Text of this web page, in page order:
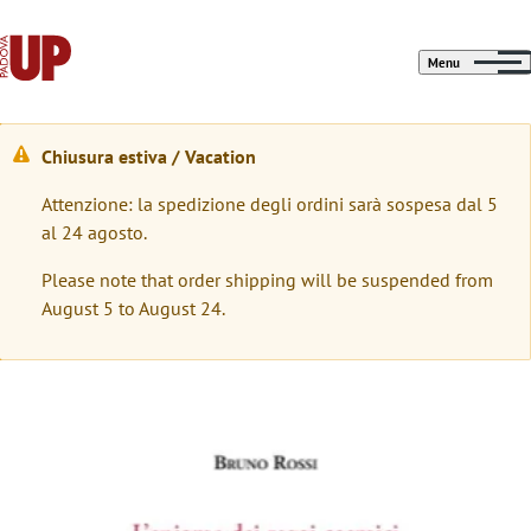
Menu
M
e
s
s
a
Chiusura estiva / Vacation
Attenzione: la spedizione degli ordini sarà sospesa dal 5
al 24 agosto.
Please note that order shipping will be suspended from
August 5 to August 24.